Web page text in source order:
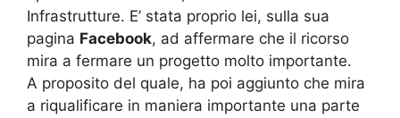
Infrastrutture. E’ stata proprio lei, sulla sua
pagina Facebook, ad affermare che il ricorso
mira a fermare un progetto molto importante.
A proposito del quale, ha poi aggiunto che mira
a riqualificare in maniera importante una parte